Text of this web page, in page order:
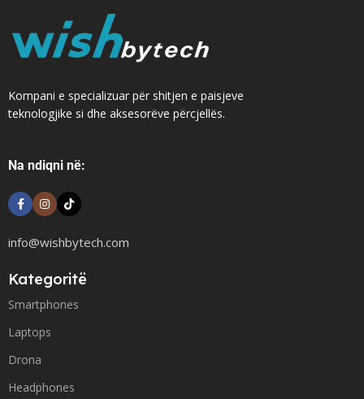
Kompani e specializuar për shitjen e paisjeve
teknologjike si dhe aksesorëve përcjellës.
Na ndiqni në:
info@wishbytech.com
Kategoritë
Smartphones
Laptops
Drona
Headphones